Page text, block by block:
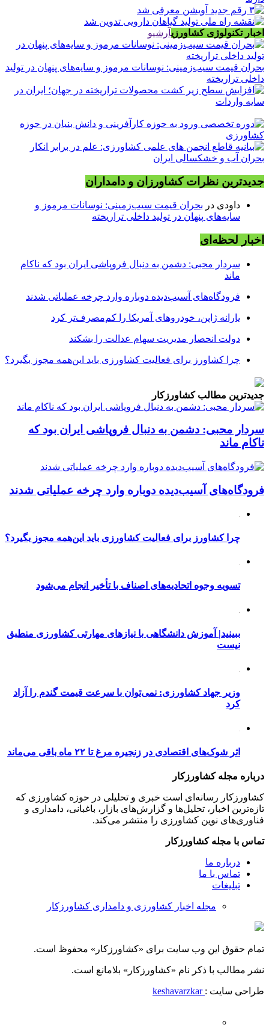
اخبار تکنولوژی کشاورزیآرشیو
بحران قیمت سیب‌زمینی: نوسانات مرموز و سایه‌های پنهان در تولید
داخلی تراریخته
جدیدترین نظرات کشاورزان و دامداران
داودی در بحران قیمت سیب‌زمینی: نوسانات مرموز و
سایه‌های پنهان در تولید داخلی تراریخته
اخبار لحظه‌ای
سردار محبی: دشمن به دنبال فروپاشی ایران بود که ناکام
ماند
فرودگاه‌های آسیب‌دیده دوباره وارد چرخه عملیاتی شدند
یارانه ژاپن، خودروهای آمریکا را کم‌مصرف‌تر کرد
دولت انحصار مدیریت سهام عدالت را بشکند
چرا کشاورز برای فعالیت کشاورزی باید این‌همه مجوز بگیرد؟
جدیدترین مطالب کشاورزکار
سردار محبی: دشمن به دنبال فروپاشی ایران بود که
ناکام ماند
فرودگاه‌های آسیب‌دیده دوباره وارد چرخه عملیاتی شدند
چرا کشاورز برای فعالیت کشاورزی باید این‌همه مجوز بگیرد؟
تسویه وجوه اتحادیه‌های اصناف با تأخیر انجام می‌شود
ببینید| آموزش دانشگاهی با نیازهای مهارتی کشاورزی منطبق
نیست
وزیر جهاد کشاورزی: نمی‌توان با سرعت قیمت گندم را آزاد
کرد
اثر شوک‌های اقتصادی در زنجیره مرغ تا ۲۲ ماه باقی می‌ماند
درباره مجله کشاورزکار
کشاورزکار رسانه‌ای است خبری و تحلیلی در حوزه کشاورزی که
تازه‌ترین اخبار، تحلیل‌ها و گزارش‌های بازار، باغبانی، دامداری و
فناوری‌های نوین کشاورزی را منتشر می‌کند.
تماس با مجله کشاورزکار
درباره ما
تماس با ما
تبلیغات
مجله اخبار کشاورزی و دامداری کشاورزکار
تمام حقوق این وب سایت برای «کشاورزکار» محفوظ است.
نشر مطالب با ذکر نام «کشاورزکار» بلامانع است.
طراحی سایت : keshavarzkar